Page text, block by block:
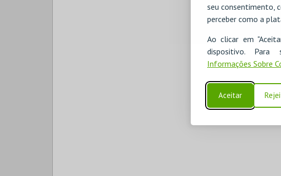
seu consentimento,
perceber como a
Ao clicar em
dispositivo.
Informações Sobre
Aceitar